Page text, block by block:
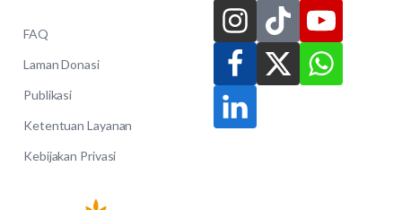
FAQ
Laman Donasi
Publikasi
Ketentuan Layanan
Kebijakan Privasi